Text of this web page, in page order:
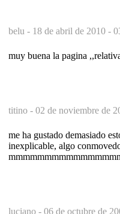
belu - 18 de abril de 2010 -
muy buena la pagina
titino - 02 de noviembre de
me ha gustado demasiado
inexplicable, algo
luciano - 06 de octubre de